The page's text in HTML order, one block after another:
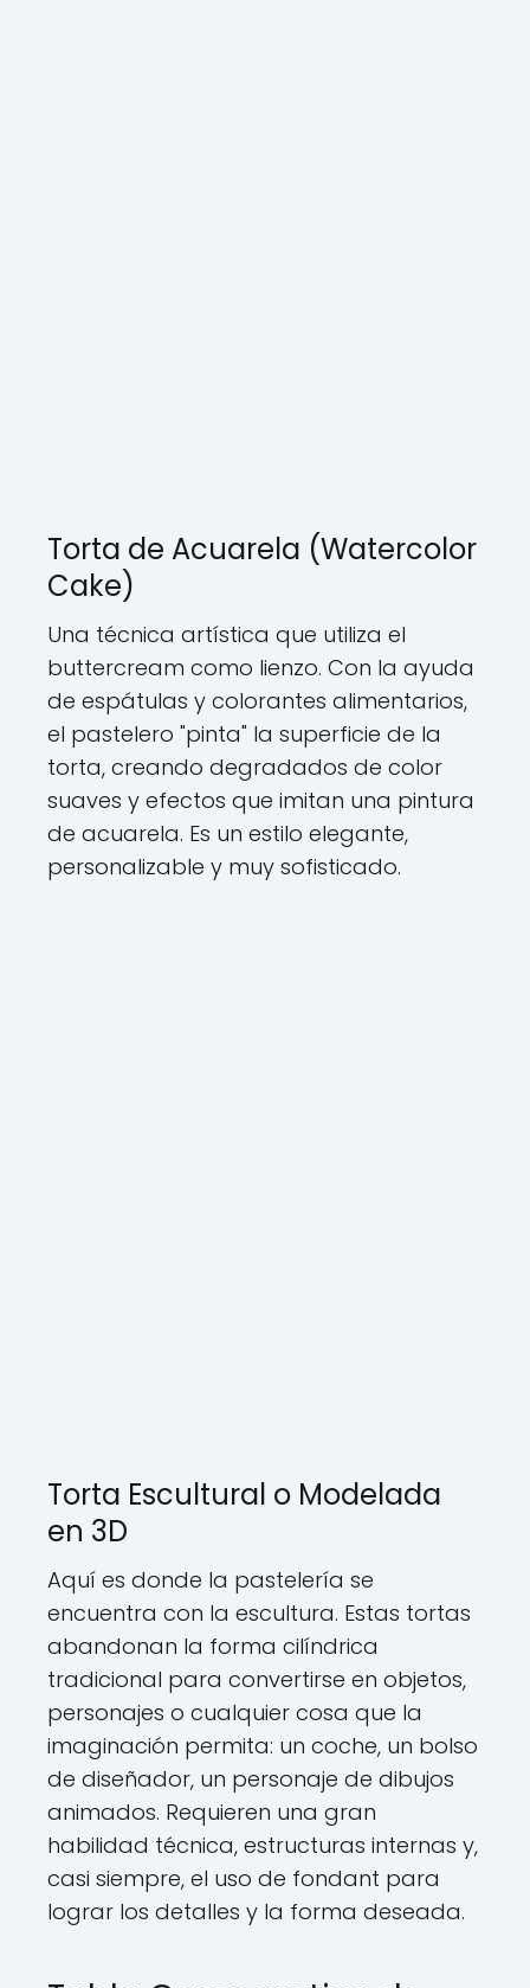
Torta de Acuarela (Watercolor
Cake)
Una técnica artística que utiliza el
buttercream como lienzo. Con la ayuda
de espátulas y colorantes alimentarios,
el pastelero "pinta" la superficie de la
torta, creando degradados de color
suaves y efectos que imitan una pintura
de acuarela. Es un estilo elegante,
personalizable y muy sofisticado.
Torta Escultural o Modelada
en 3D
Aquí es donde la pastelería se
encuentra con la escultura. Estas tortas
abandonan la forma cilíndrica
tradicional para convertirse en objetos,
personajes o cualquier cosa que la
imaginación permita: un coche, un bolso
de diseñador, un personaje de dibujos
animados. Requieren una gran
habilidad técnica, estructuras internas y,
casi siempre, el uso de fondant para
lograr los detalles y la forma deseada.